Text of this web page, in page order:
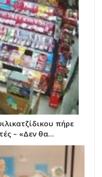
πήρε
– «Δεν θα…